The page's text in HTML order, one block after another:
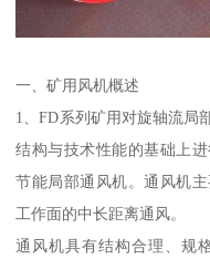
一、矿用风机概述
1、FD系列矿用对旋轴流局
结构与技术性能的基础上
节能局部通风机。通风机
工作面的中长距离通风。
通风机具有结构合理、规